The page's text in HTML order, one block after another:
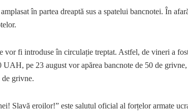
în partea dreaptă sus a spatelui bancnotei. În
vor fi introduse în circulație treptat. Astfel, de vineri a
UAH, pe 23 august vor apărea bancnote de 50 de
grivne.
Slavă eroilor!” este salutul oficial al forțelor armate